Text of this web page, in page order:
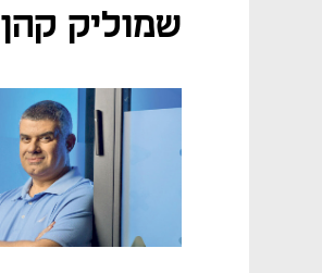
שמוליק קהן